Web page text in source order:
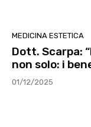
MEDICINA ESTETICA
Dott. Scarpa:
non solo: i
01/12/2025